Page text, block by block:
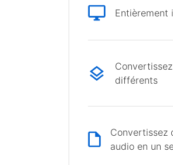
Entièrement
différents
Convertissez
audio en un